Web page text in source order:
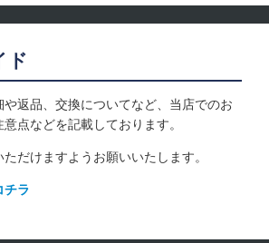
ド
返品、交換についてなど、当店でのお
点などを記載しております。
だけますようお願いいたします。
チラ